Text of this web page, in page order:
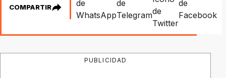
COMPARTIR
PUBLICIDAD